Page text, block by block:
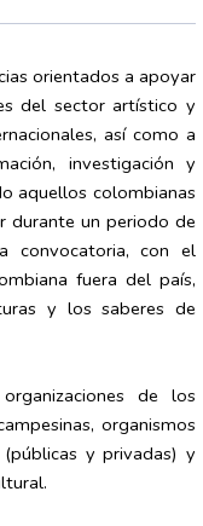
orientados a apoyar
del sector artístico y
así como a
investigación y
aquellos colombianas
durante un periodo de
con el
fuera del país,
y los saberes de
de los
organismos
y privadas) y
.